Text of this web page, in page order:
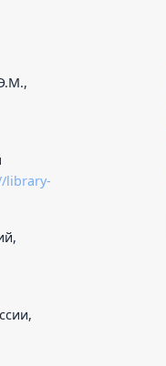
library-